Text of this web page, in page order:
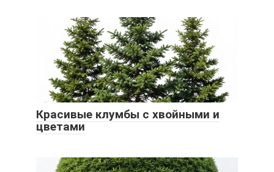
Красивые клумбы с хвойными и
цветами